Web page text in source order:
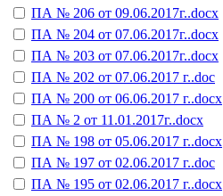
ПА № 206 от 09.06.2017г..docx
ПА № 204 от 07.06.2017г..docx
ПА № 203 от 07.06.2017г..docx
ПА № 202 от 07.06.2017 г..doc
ПА № 200 от 06.06.2017 г..docx
ПА № 2 от 11.01.2017г..docx
ПА № 198 от 05.06.2017 г..docx
ПА № 197 от 02.06.2017 г..doc
ПА № 195 от 02.06.2017 г..docx